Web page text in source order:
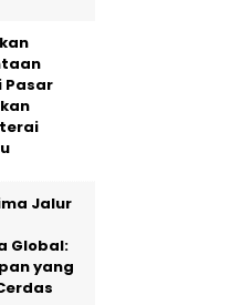
Pasar
Jalur
Global:
yang